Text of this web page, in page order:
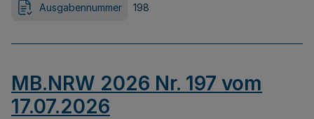
Ausgabennummer 198
MB.NRW 2026 Nr. 197 vom
17.07.2026